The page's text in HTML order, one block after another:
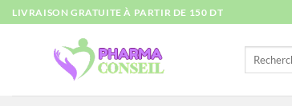
Passer
au
LIVRAISON GRATUITE À PARTIR DE 150 DT
Recherche